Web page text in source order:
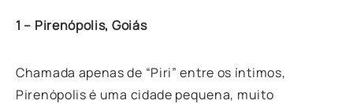
1 – Pirenópolis, Goiás
Chamada apenas de “Piri” entre os íntimos,
Pirenópolis é uma cidade pequena, muito